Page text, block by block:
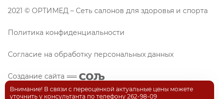
2021 © ОРТИМЕД – Сеть салонов для здоровья и спорта
Политика конфиденциальности
Согласие на обработку персональных данных
Создание сайта
Внимание! В связи с переоценкой актуальные цены можете
уточнить у консультанта по телефону 262-98-09